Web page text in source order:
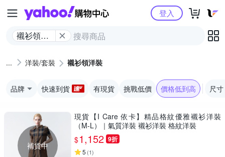
Yahoo購物中心
襯衫領洋
登入
洋裝/套裝 襯衫領洋裝
品牌 快速到貨 有現貨 挑戰低價 價格低到高 尺寸
補貨中
現貨【I Care 依卡】精品格紋優雅襯衫洋裝
（M-L）｜氣質洋裝 襯衫洋裝 格紋洋裝
$1,152 9折
5 (1)